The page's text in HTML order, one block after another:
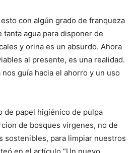
con algún grado de franqueza
agua para disponer de
y orina es un absurdo. Ahora
al presente, es una realidad.
guía hacia el ahorro y un uso
de papel higiénico de pulpa
de bosques vírgenes, no de
sostenibles, para limpiar nuestros